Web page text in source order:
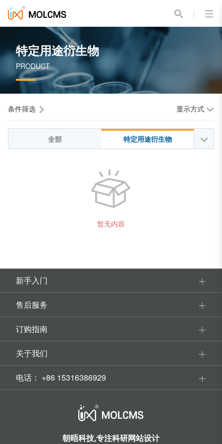
特定用途衍生物
PRODUCT
条件筛选 显示方式
全部 特定用途衍生物
暂无内容
新手入门
售后服务
订购指南
关于我们
电话： +86 15316386929
朝晤科技,专注科研网站设计